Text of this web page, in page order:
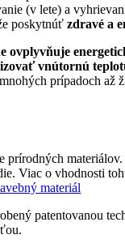
(v lete) a
poskytnúťzdravé a
ovplyvňuje
vnútornú
prípadoch až
prírodných
Viac o vhodnosti
materiál
patentovanou